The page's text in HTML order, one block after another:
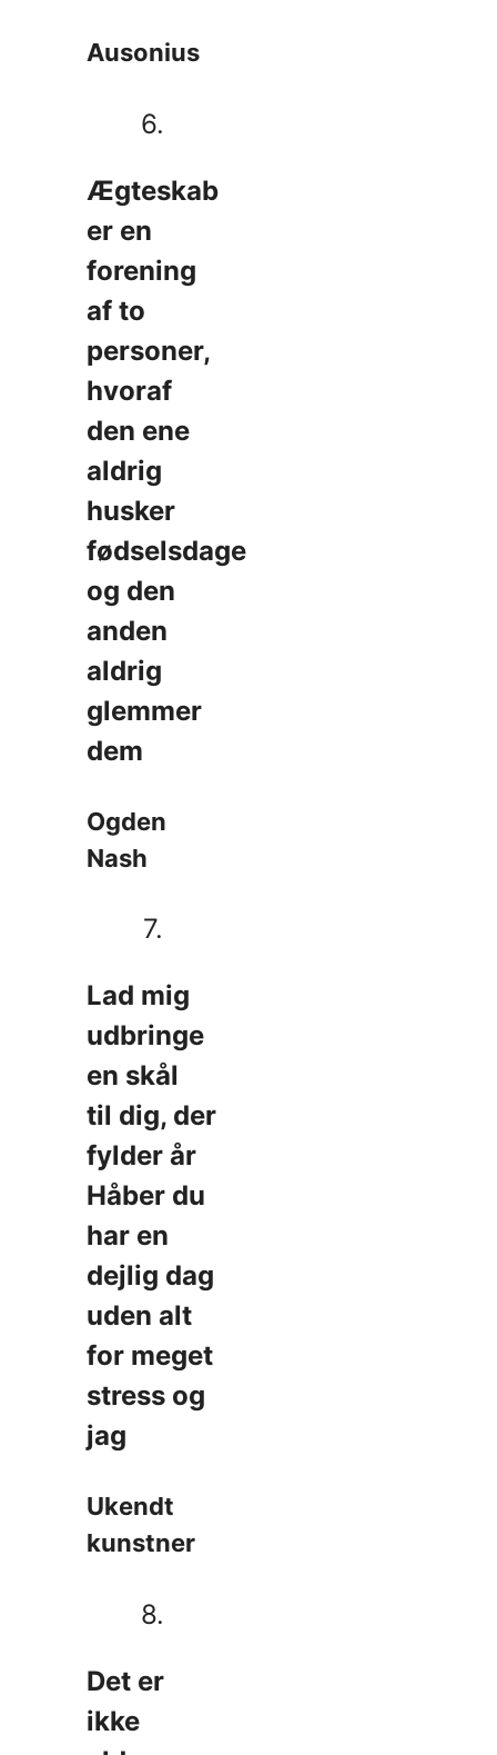
Ausonius
6.
Ægteskab
er en
forening
af to
personer,
hvoraf
den ene
aldrig
husker
fødselsdage
og den
anden
aldrig
glemmer
dem
Ogden
Nash
7.
Lad mig
udbringe
en skål
til dig, der
fylder år
Håber du
har en
dejlig dag
uden alt
for meget
stress og
jag
Ukendt
kunstner
8.
Det er
ikke